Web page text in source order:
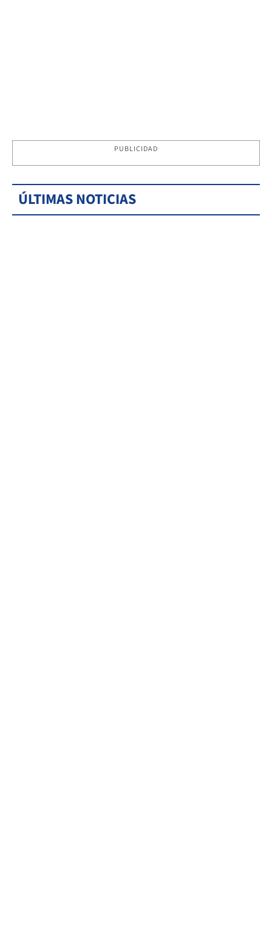
PUBLICIDAD
ÚLTIMAS NOTICIAS